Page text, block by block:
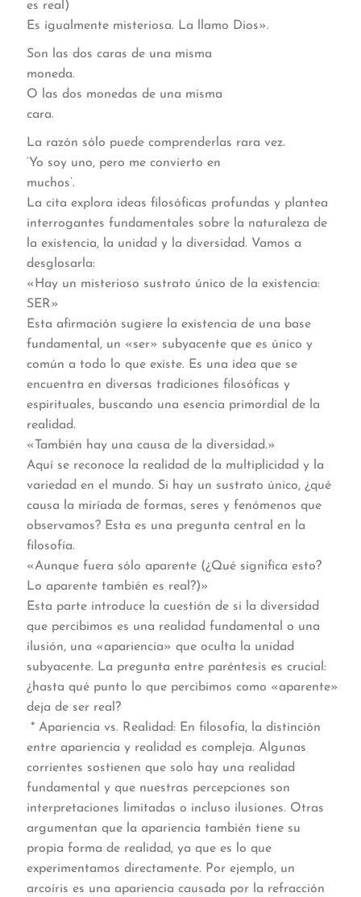
es real)
Es igualmente misteriosa. La llamo Dios».
Son las dos caras de una misma
moneda.
O las dos monedas de una misma
cara.
La razón sólo puede comprenderlas rara vez.
‘Yo soy uno, pero me convierto en
muchos’.
La cita explora ideas filosóficas profundas y plantea
interrogantes fundamentales sobre la naturaleza de
la existencia, la unidad y la diversidad. Vamos a
desglosarla:
«Hay un misterioso sustrato único de la existencia:
SER»
Esta afirmación sugiere la existencia de una base
fundamental, un «ser» subyacente que es único y
común a todo lo que existe. Es una idea que se
encuentra en diversas tradiciones filosóficas y
espirituales, buscando una esencia primordial de la
realidad.
«También hay una causa de la diversidad.»
Aquí se reconoce la realidad de la multiplicidad y la
variedad en el mundo. Si hay un sustrato único, ¿qué
causa la miríada de formas, seres y fenómenos que
observamos? Esta es una pregunta central en la
filosofía.
«Aunque fuera sólo aparente (¿Qué significa esto?
Lo aparente también es real?)»
Esta parte introduce la cuestión de si la diversidad
que percibimos es una realidad fundamental o una
ilusión, una «apariencia» que oculta la unidad
subyacente. La pregunta entre paréntesis es crucial:
¿hasta qué punto lo que percibimos como «aparente»
deja de ser real?
* Apariencia vs. Realidad: En filosofía, la distinción
entre apariencia y realidad es compleja. Algunas
corrientes sostienen que solo hay una realidad
fundamental y que nuestras percepciones son
interpretaciones limitadas o incluso ilusiones. Otras
argumentan que la apariencia también tiene su
propia forma de realidad, ya que es lo que
experimentamos directamente. Por ejemplo, un
arcoíris es una apariencia causada por la refracción